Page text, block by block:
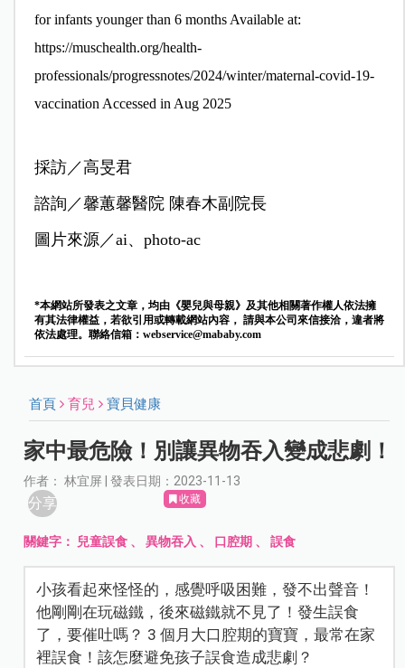
for infants younger than 6 months Available at:
https://muschealth.org/health-
professionals/progressnotes/2024/winter/maternal-covid-19-
vaccination Accessed in Aug 2025
採訪／高旻君
諮詢／馨蕙馨醫院 陳春木副院長
圖片來源／ai、photo-ac
*本網站所發表之文章，均由《嬰兒與母親》及其他相關著作權人依法擁
有其法律權益，若欲引用或轉載網站內容， 請與本公司來信接洽，違者將
依法處理。聯絡信箱： webservice@mababy.com
首頁 育兒 寶貝健康
家中最危險！別讓異物吞入變成悲劇！
作者： 林宜屏 | 發表日期：2023-11-13
分享 收藏
關鍵字： 兒童誤食 、異物吞入 、 口腔期 、誤食
小孩看起來怪怪的，感覺呼吸困難，發不出聲音！
他剛剛在玩磁鐵，後來磁鐵就不見了！發生誤食
了，要催吐嗎？ 3 個月大口腔期的寶寶，最常在家
裡誤食！該怎麼避免孩子誤食造成悲劇？